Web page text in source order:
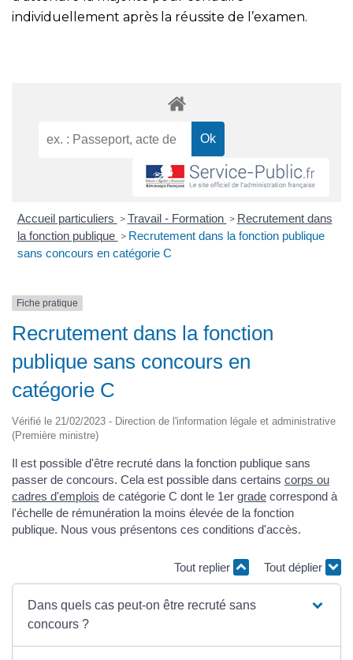
individuellement après la réussite de l’examen.
Accueil particuliers > Travail - Formation > Recrutement dans
la fonction publique > Recrutement dans la fonction publique
sans concours en catégorie C
Fiche pratique
Recrutement dans la fonction
publique sans concours en
catégorie C
Vérifié le 21/02/2023 - Direction de l'information légale et administrative
(Première ministre)
Il est possible d'être recruté dans la fonction publique sans
passer de concours. Cela est possible dans certains corps ou
cadres d'emplois de catégorie C dont le 1er grade correspond à
l'échelle de rémunération la moins élevée de la fonction
publique. Nous vous présentons ces conditions d'accès.
Tout replier Tout déplier
Dans quels cas peut-on être recruté sans
concours ?